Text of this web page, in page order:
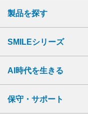
製品を探す
SMILEシリーズ
AI時代を生きる
保守・サポート